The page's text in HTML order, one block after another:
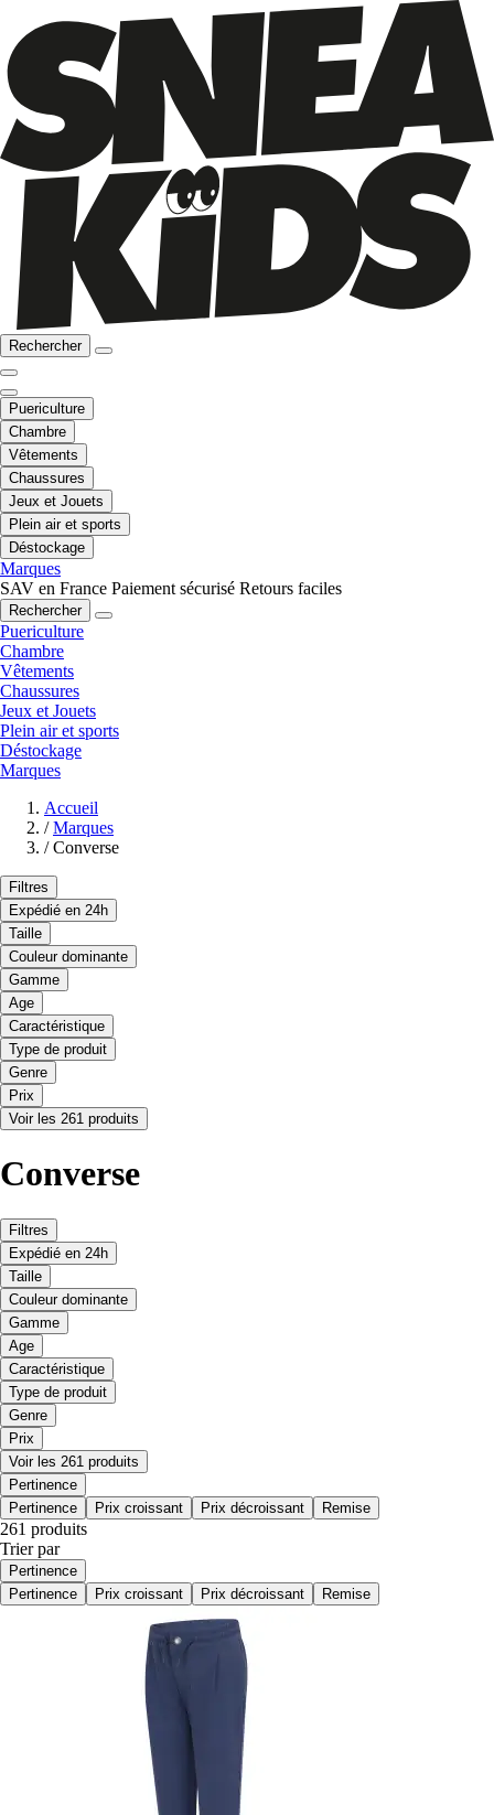
Rechercher
Puericulture
Chambre
Vêtements
Chaussures
Jeux et Jouets
Plein air et sports
Déstockage
Marques
SAV en France Paiement sécurisé Retours faciles
Rechercher
Puericulture
Chambre
Vêtements
Chaussures
Jeux et Jouets
Plein air et sports
Déstockage
Marques
Accueil
/ Marques
/ Converse
Filtres
Expédié en 24h
Taille
Couleur dominante
Gamme
Age
Caractéristique
Type de produit
Genre
Prix
Voir les 261 produits
Converse
Filtres
Expédié en 24h
Taille
Couleur dominante
Gamme
Age
Caractéristique
Type de produit
Genre
Prix
Voir les 261 produits
Pertinence
Pertinence
Prix croissant Prix décroissant Remise
261 produits
Trier par
Pertinence
Pertinence
Prix croissant Prix décroissant Remise